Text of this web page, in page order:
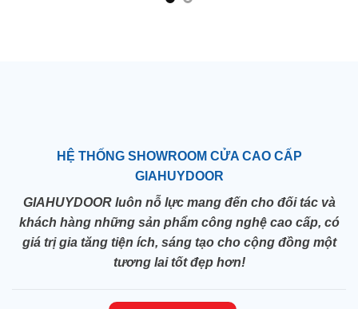
HỆ THỐNG SHOWROOM CỬA CAO CẤP
GIAHUYDOOR
GIAHUYDOOR luôn nỗ lực mang đến cho đối tác và
khách hàng những sản phẩm công nghệ cao cấp, có
giá trị gia tăng tiện ích, sáng tạo cho cộng đồng một
tương lai tốt đẹp hơn!